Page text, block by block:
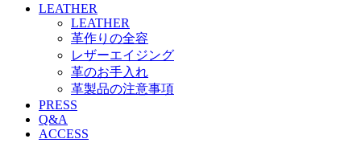
LEATHER
LEATHER
革作りの全容
レザーエイジング
革のお手入れ
革製品の注意事項
PRESS
Q&A
ACCESS